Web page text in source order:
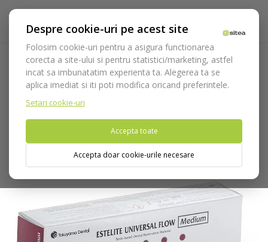
Despre cookie-uri pe acest site
Folosim cookie-uri pentru a asigura functionarea
corecta a site-ului si pentru statistici/marketing, astfel
incat sa imbunatatim experienta ta. Alegerea ta se
aplica imediat si iti poti modifica oricand preferintele.
Setari cookie-uri
Accepta toate
Accepta doar cookie-urile necesare
Acasa Consumabile Restaurare coronara
Compozite
Fotopolimerizabile
Estelite Universal Flow Medium A1 - 1.7g
Nu puteti plasa comenzi din tara din care accesati website-ul